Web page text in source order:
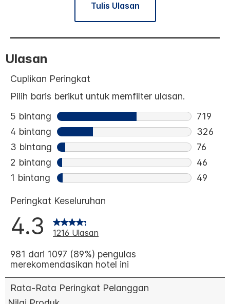
Tulis Ulasan